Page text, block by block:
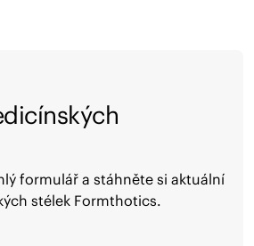
formulář a stáhněte si aktuální
stélek Formthotics.